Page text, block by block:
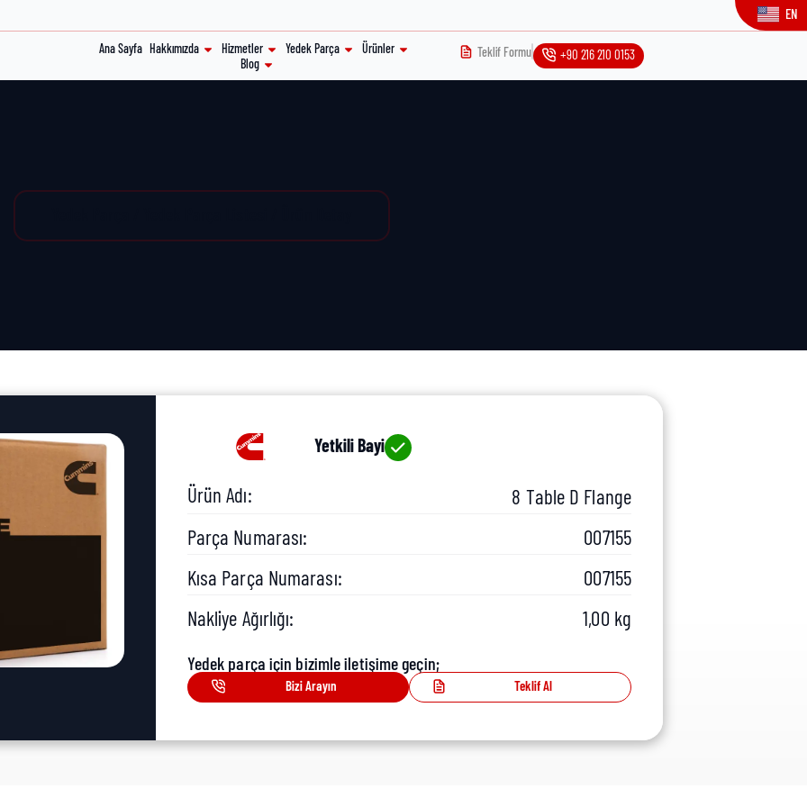
EN
Ana Sayfa Hakkımızda Hizmetler Yedek Parça
Ürünler
Blog
Teklif Formu +90 216 210 0153
Yetkili Bayi
Ürün Adı:
8 Table D Flange
Parça Numarası:
007155
Kısa Parça Numarası:
007155
Nakliye Ağırlığı:
1,00 kg
Yedek parça için bizimle iletişime geçin;
Bizi Arayın Teklif Al